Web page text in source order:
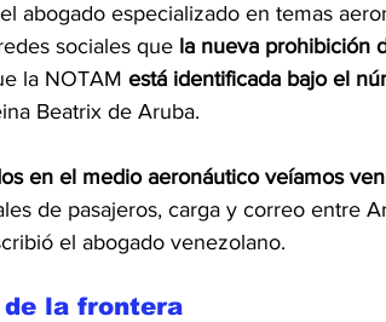
abogado especializado en temas
sociales que la nueva prohibición
la NOTAM está identificada bajo el
Beatrix de Aruba.
en el medio aeronáutico veíamos
de pasajeros, carga y correo entre
el abogado venezolano.
la frontera